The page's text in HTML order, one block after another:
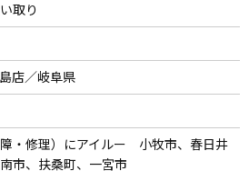
取り
店／岐阜県
・修理）にアイルー 小牧市、春日井
市、扶桑町、一宮市